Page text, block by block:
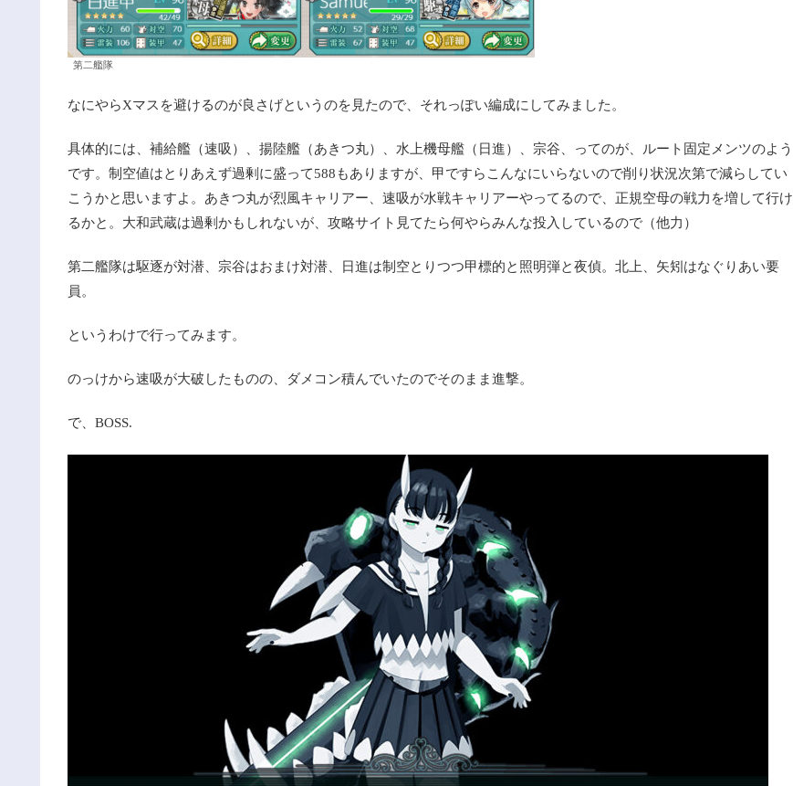
第二艦隊
なにやらXマスを避けるのが良さげというのを見たので、それっぽい編成にしてみました。
具体的には、補給艦（速吸）、揚陸艦（あきつ丸）、水上機母艦（日進）、宗谷、ってのが、ルート固定メンツのよう
です。制空値はとりあえず過剰に盛って588もありますが、甲ですらこんなにいらないので削り状況次第で減らしてい
こうかと思いますよ。あきつ丸が烈風キャリアー、速吸が水戦キャリアーやってるので、正規空母の戦力を増して行け
るかと。大和武蔵は過剰かもしれないが、攻略サイト見てたら何やらみんな投入しているので（他力）
第二艦隊は駆逐が対潜、宗谷はおまけ対潜、日進は制空とりつつ甲標的と照明弾と夜偵。北上、矢矧はなぐりあい要
員。
というわけで行ってみます。
のっけから速吸が大破したものの、ダメコン積んでいたのでそのまま進撃。
で、BOSS.